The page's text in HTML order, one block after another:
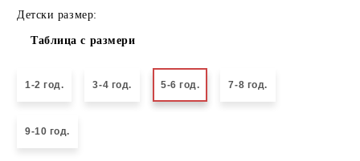
Детски размер:
Таблица с размери
1-2 год. 3-4 год. 5-6 год. 7-8 год.
9-10 год.